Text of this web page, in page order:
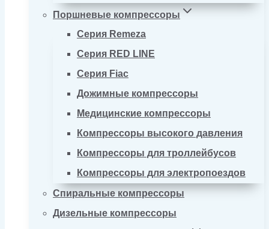
Поршневые компрессоры
Серия Remeza
Серия RED LINE
Серия Fiac
Дожимные компрессоры
Медицинские компрессоры
Компрессоры высокого давления
Компрессоры для троллейбусов
Компрессоры для электропоездов
Спиральные компрессоры
Дизельные компрессоры